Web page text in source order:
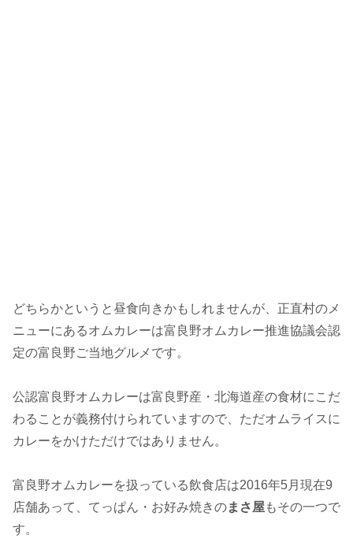
どちらかというと昼食向きかもしれませんが、正直村のメ
ニューにあるオムカレーは富良野オムカレー推進協議会認
定の富良野ご当地グルメです。
公認富良野オムカレーは富良野産・北海道産の食材にこだ
わることが義務付けられていますので、ただオムライスに
カレーをかけただけではありません。
富良野オムカレーを扱っている飲食店は2016年5月現在9
店舗あって、てっぱん・お好み焼きのまさ屋もその一つで
す。